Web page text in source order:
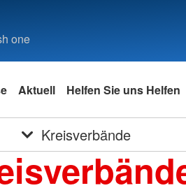
one
Aktuell Helfen Sie uns Helfen
Kreisverbände